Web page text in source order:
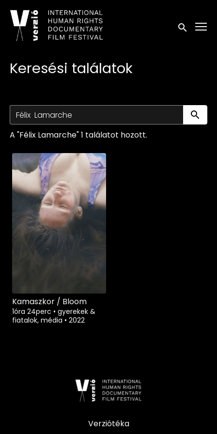
Kisegítő lehetőségek linkek
Keresés
Keresési találatok
A "Félix Lamarche" 1 találatot hozott.
Kamaszkor / Bloom
1óra 24perc • gyerekek &
fiatalok, média • 2022
Verziótéka